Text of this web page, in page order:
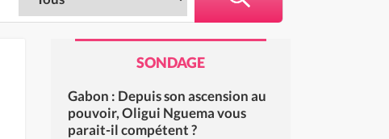
SONDAGE
Gabon : Depuis son ascension au
pouvoir, Oligui Nguema vous
parait-il compétent ?